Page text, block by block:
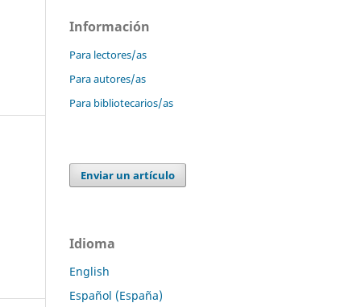
Información
Para lectores/as
Para autores/as
Para bibliotecarios/as
Enviar un artículo
Idioma
English
Español (España)